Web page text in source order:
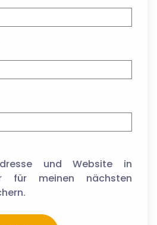
und Website in
für meinen nächsten